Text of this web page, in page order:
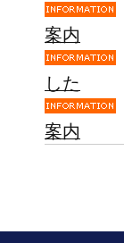
案内
した
案内